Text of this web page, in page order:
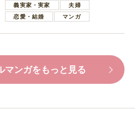
義実家・実家
夫婦
恋愛・結婚
マンガ
マンガをもっと見る